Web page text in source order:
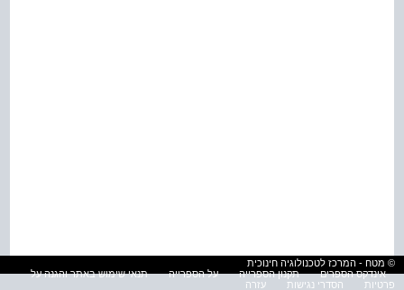
© מטח - המרכז לטכנולוגיה חינוכית
אינדקס הספרים
תקנון הספרייה על הספרייה
תנאי שימוש באתר והגנה על
פרטיות
הסדרי נגישות עזרה